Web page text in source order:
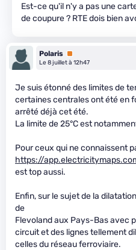
Est-ce qu'il n'y a pas une
de coupure ? RTE dois bien
Polaris Premium
Le 8 juillet à 12h47
Je suis étonné des limites de
certaines centrales ont été en
arrêté déjà cet été.
La limite de 25°C est
Pour ceux qui ne connaissent
https://
est top aussi.
Enfin, sur le sujet de la
de
Flevoland aux Pays-Bas avec
circuit et des lignes tellement
celles du réseau ferroviaire.